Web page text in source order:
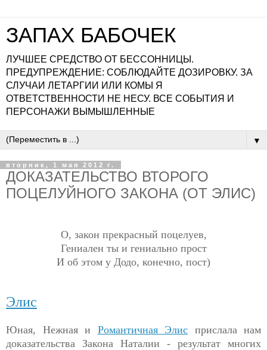
ЗАПАХ БАБОЧЕК
ЛУЧШЕЕ СРЕДСТВО ОТ БЕССОННИЦЫ.
ПРЕДУПРЕЖДЕНИЕ: СОБЛЮДАЙТЕ ДОЗИРОВКУ. ЗА
СЛУЧАИ ЛЕТАРГИИ ИЛИ КОМЫ Я
ОТВЕТСТВЕННОСТИ НЕ НЕСУ. ВСЕ СОБЫТИЯ И
ПЕРСОНАЖИ ВЫМЫШЛЕННЫЕ
▼
вторник, 1 мая 2012 г.
ДОКАЗАТЕЛЬСТВО ВТОРОГО
ПОЦЕЛУЙНОГО ЗАКОНА (ОТ ЭЛИС)
О, закон прекрасный поцелуев,
Гениален ты и гениально прост
И об этом у Додо, конечно, пост)
Элис
Юная, Нежная и Романтичная Элис прислала нам
доказательства Закона Наталии - результат многих